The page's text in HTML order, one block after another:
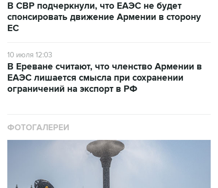
В СВР подчеркнули, что ЕАЭС не будет
спонсировать движение Армении в сторону
ЕС
10 июля 12:03
В Ереване считают, что членство Армении в
ЕАЭС лишается смысла при сохранении
ограничений на экспорт в РФ
ФОТОГАЛЕРЕИ